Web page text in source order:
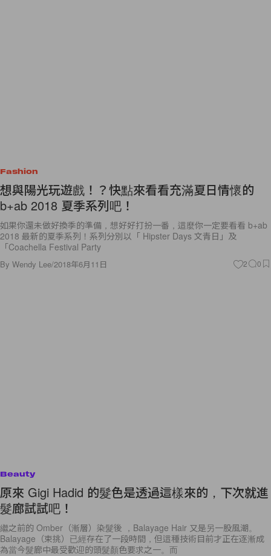
Fashion
想與陽光玩遊戲！？快點來看看充滿夏日情懷的
b+ab 2018 夏季系列吧！
如果你還未做好換季的準備，想好好打扮一番，這麼你一定要看看 b+ab
2018 最新的夏季系列！系列分別以「 Hipster Days 文青日」及
「Coachella Festival Party
By Wendy Lee/2018年6月11日 2 0
Beauty
原來 Gigi Hadid 的髮色是透過這樣來的，下次就進
髮廊試試吧！
繼之前的 Omber（漸層）染髮後 ，Balayage Hair 又是另一股風潮。
Balayage（束挑）已經存在了一段時間，但這種技術目前才正在逐漸成
為當今髮廊中最受歡迎的頭髮顏色要求之一。而